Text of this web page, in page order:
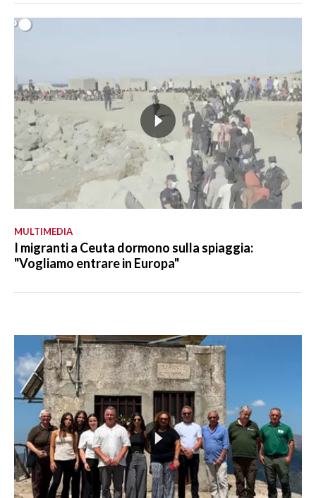
MULTIMEDIA
I migranti a Ceuta dormono sulla spiaggia:
"Vogliamo entrare in Europa"